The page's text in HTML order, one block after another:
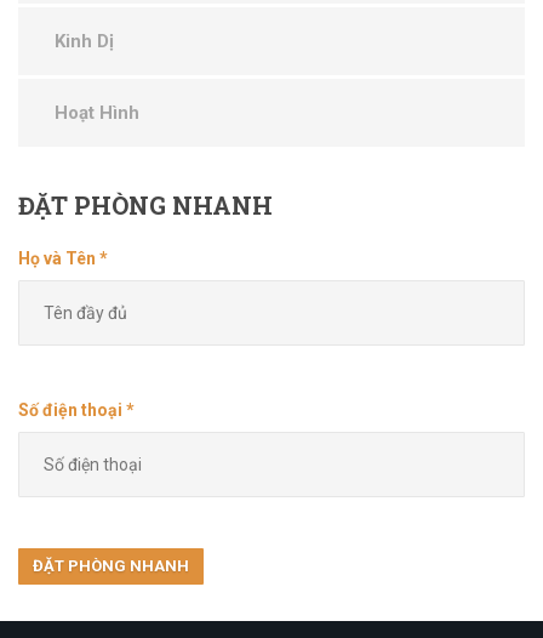
Kinh Dị
Hoạt Hình
ĐẶTPHÒNG NHANH
Họ và Tên *
Số điện thoại *